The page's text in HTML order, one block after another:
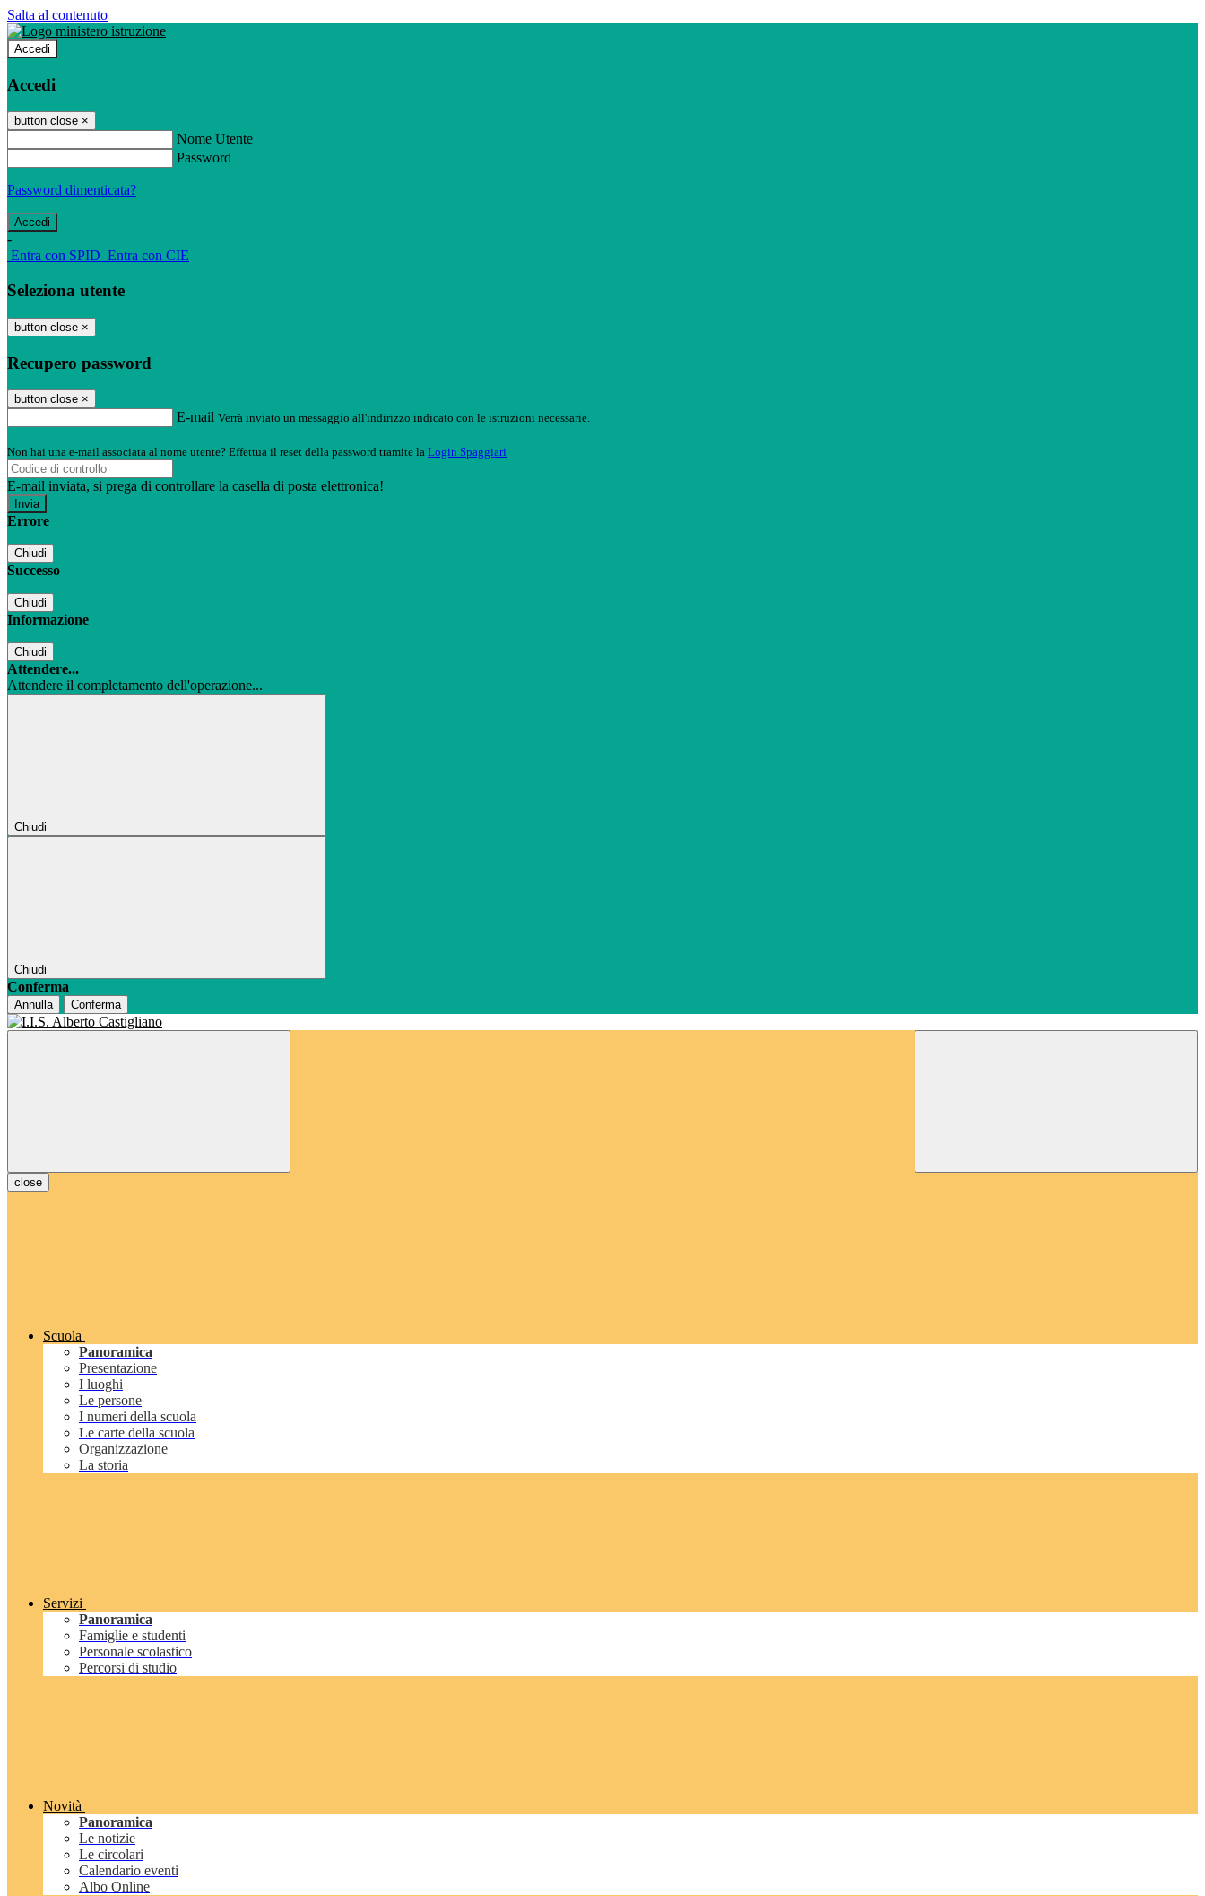
Salta al contenuto
Accedi
Accedi
button close ×
Nome Utente
Password
Password dimenticata?
-
Entra con SPID Entra con CIE
Seleziona utente
button close ×
Recupero password
button close ×
E-mail Verrà inviato un messaggio all'indirizzo indicato con le istruzioni necessarie.
Non hai una e-mail associata al nome utente? Effettua il reset della password tramite la Login Spaggiari
E-mail inviata, si prega di controllare la casella di posta elettronica!
Errore
Chiudi
Successo
Chiudi
Informazione
Chiudi
Attendere...
Attendere il completamento dell'operazione...
Chiudi
Chiudi
Conferma
Annulla Conferma
close
Scuola
Panoramica
Presentazione
I luoghi
Le persone
I numeri della scuola
Le carte della scuola
Organizzazione
La storia
Servizi
Panoramica
Famiglie e studenti
Personale scolastico
Percorsi di studio
Novità
Panoramica
Le notizie
Le circolari
Calendario eventi
Albo Online